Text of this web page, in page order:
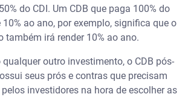
do CDI. Um CDB que paga 100% do
10% ao ano, por exemplo, significa que o
também irá render 10% ao ano.
outro investimento, o CDB pós-
seus prós e contras que precisam
investidores na hora de escolher as